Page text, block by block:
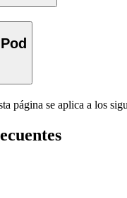
página se aplica a los